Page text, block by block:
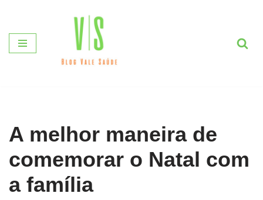
Pular
para
A melhor maneira de
comemorar o Natal com
a família